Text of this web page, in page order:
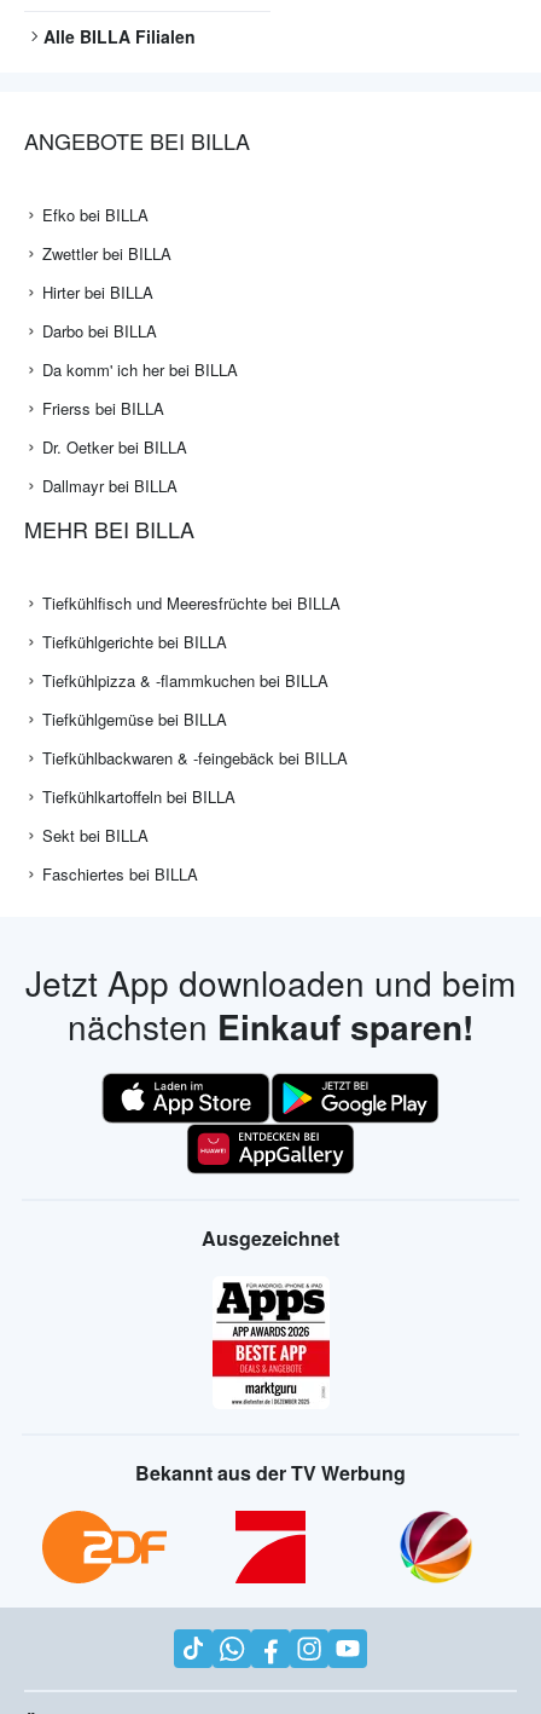
Alle BILLA Filialen
ANGEBOTE BEI BILLA
Efko bei BILLA
Zwettler bei BILLA
Hirter bei BILLA
Darbo bei BILLA
Da komm' ich her bei BILLA
Frierss bei BILLA
Dr. Oetker bei BILLA
Dallmayr bei BILLA
MEHR BEI BILLA
Tiefkühlfisch und Meeresfrüchte bei BILLA
Tiefkühlgerichte bei BILLA
Tiefkühlpizza & -flammkuchen bei BILLA
Tiefkühlgemüse bei BILLA
Tiefkühlbackwaren & -feingebäck bei BILLA
Tiefkühlkartoffeln bei BILLA
Sekt bei BILLA
Faschiertes bei BILLA
Jetzt App downloaden und beim
nächsten Einkauf sparen!
Ausgezeichnet
Bekannt aus der TV Werbung